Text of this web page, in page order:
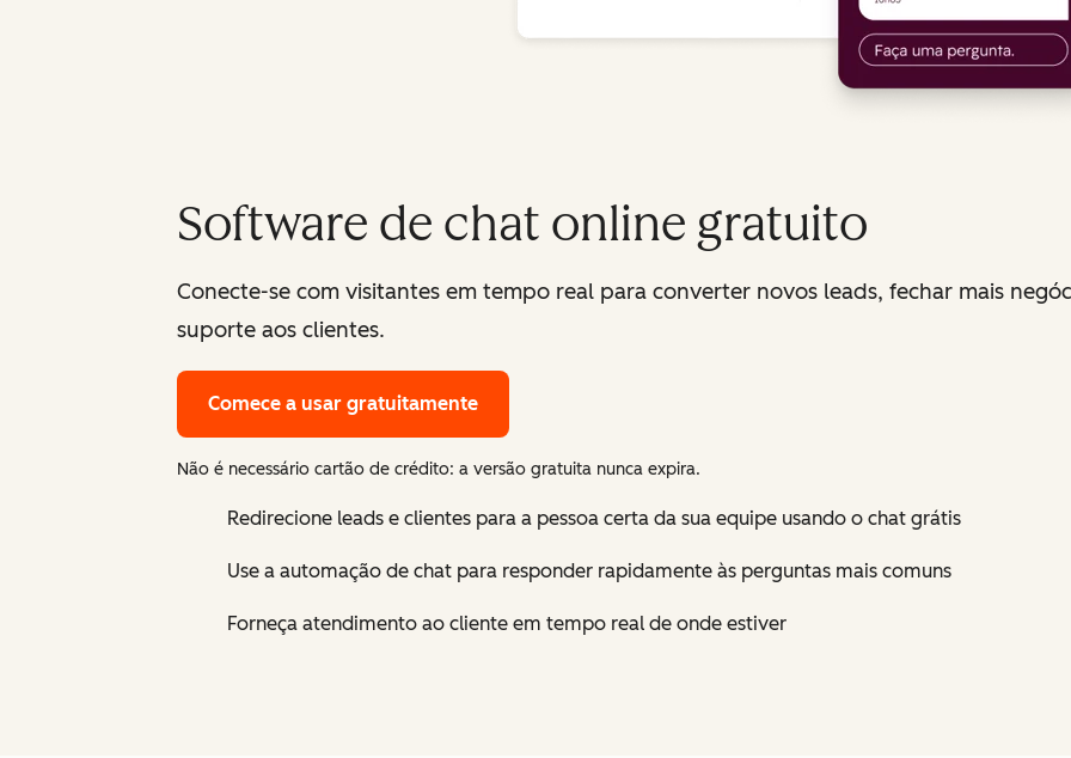
Software de chat online gratuito
Conecte-se com visitantes em tempo real para converter novos leads, fechar mais
suporte aos clientes.
Comece a usar gratuitamente
Não é necessário cartão de crédito: a versão gratuita nunca expira.
Redirecione leads e clientes para a pessoa certa da sua equipe usando o chat grátis
Use a automação de chat para responder rapidamente às perguntas mais comuns
Forneça atendimento ao cliente em tempo real de onde estiver